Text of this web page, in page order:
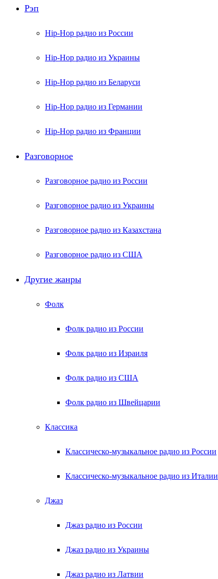
Рэп
Hip-Hop радио из России
Hip-Hop радио из Украины
Hip-Hop радио из Беларуси
Hip-Hop радио из Германии
Hip-Hop радио из Франции
Разговорное
Разговорное радио из России
Разговорное радио из Украины
Разговорное радио из Казахстана
Разговорное радио из США
Другие жанры
Фолк
Фолк радио из России
Фолк радио из Израиля
Фолк радио из США
Фолк радио из Швейцарии
Классика
Классическо-музыкальное радио из России
Классическо-музыкальное радио из Италии
Джаз
Джаз радио из России
Джаз радио из Украины
Джаз радио из Латвии